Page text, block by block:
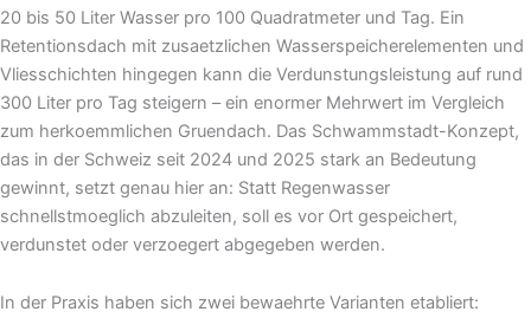
20 bis 50 Liter Wasser pro 100 Quadratmeter und Tag. Ein
Retentionsdach mit zusaetzlichen Wasserspeicherelementen und
Vliesschichten hingegen kann die Verdunstungsleistung auf rund
300 Liter pro Tag steigern – ein enormer Mehrwert im Vergleich
zum herkoemmlichen Gruendach. Das Schwammstadt-Konzept,
das in der Schweiz seit 2024 und 2025 stark an Bedeutung
gewinnt, setzt genau hier an: Statt Regenwasser
schnellstmoeglich abzuleiten, soll es vor Ort gespeichert,
verdunstet oder verzoegert abgegeben werden.
In der Praxis haben sich zwei bewaehrte Varianten etabliert: